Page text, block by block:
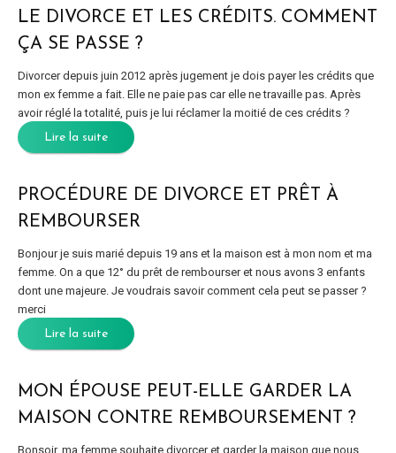
LE DIVORCE ET LES CRÉDITS. COMMENT
ÇA SE PASSE ?
Divorcer depuis juin 2012 après jugement je dois payer les crédits que
mon ex femme a fait. Elle ne paie pas car elle ne travaille pas. Après
avoir réglé la totalité, puis je lui réclamer la moitié de ces crédits ?
Lire la suite
PROCÉDURE DE DIVORCE ET PRÊT À
REMBOURSER
Bonjour je suis marié depuis 19 ans et la maison est à mon nom et ma
femme. On a que 12° du prêt de rembourser et nous avons 3 enfants
dont une majeure. Je voudrais savoir comment cela peut se passer ?
merci
Lire la suite
MON ÉPOUSE PEUT-ELLE GARDER LA
MAISON CONTRE REMBOURSEMENT ?
Bonsoir, ma femme souhaite divorcer et garder la maison que nous